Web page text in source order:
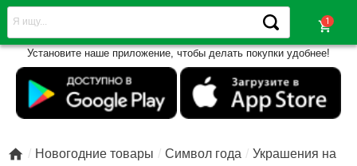
shopping_cart
Установите наше приложение, чтобы делать покупки удобнее!
 Новогодние товары Символ года
Украшения на